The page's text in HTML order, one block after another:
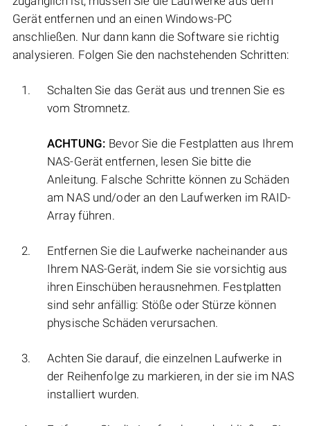
Gerät entfernen und an einen Windows-PC
anschließen. Nur dann kann die Software sie richtig
analysieren. Folgen Sie den nachstehenden Schritten:
Schalten Sie das Gerät aus und trennen Sie es
vom Stromnetz.
ACHTUNG: Bevor Sie die Festplatten aus Ihrem
NAS-Gerät entfernen, lesen Sie bitte die
Anleitung. Falsche Schritte können zu Schäden
am NAS und/oder an den Laufwerken im RAID-
Array führen.
Entfernen Sie die Laufwerke nacheinander aus
Ihrem NAS-Gerät, indem Sie sie vorsichtig aus
ihren Einschüben herausnehmen. Festplatten
sind sehr anfällig: Stöße oder Stürze können
physische Schäden verursachen.
Achten Sie darauf, die einzelnen Laufwerke in
der Reihenfolge zu markieren, in der sie im NAS
installiert wurden.